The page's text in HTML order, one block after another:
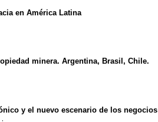
en América Latina
minera. Argentina, Brasil, Chile.
y el nuevo escenario de los negocios